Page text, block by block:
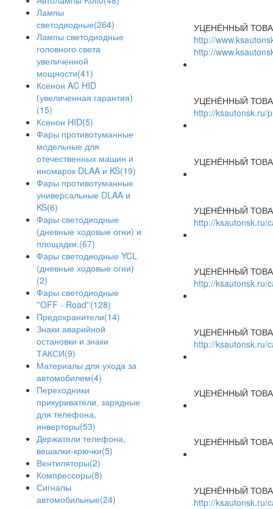
Лампы
светодиодные(264)
Лампы светодиодные
головного света
увеличенной
мощности(41)
Ксенон AC HID
(увеличенная гарантия)
(15)
Ксенон HID(5)
Фары противотуманные
модельные для
отечественных машин и
иномарок DLAA и KS(19)
Фары противотуманные
универсальные DLAA и
KS(6)
Фары светодиодные
(дневные ходовые огни) и
площадки.(67)
Фары светодиодные YCL
(дневные ходовые огни)
(2)
Фары светодиодные
''OFF - Road''(128)
Предохранители(14)
Знаки аварийной
остановки и знаки
ТАКСИ(9)
Материалы для ухода за
автомобилем(4)
Переходники
прикуриватели, зарядные
для телефона,
инверторы(53)
Держатели телефона,
вешалки-крючки(5)
Вентиляторы(2)
Компрессоры(8)
Сигналы
автомобильные(24)
УЦЕНЁННЫЙ
http://
http://
УЦЕНЁННЫЙ
http://ksautonsk.ru/
УЦЕНЁННЫЙ
УЦЕНЁННЫЙ
http://ksautonsk.ru/
УЦЕНЁННЫЙ
http://ksautonsk.ru/
УЦЕНЁННЫЙ
http://ksautonsk.ru/
УЦЕНЁННЫЙ
УЦЕНЁННЫЙ
УЦЕНЁННЫЙ
http://ksautonsk.ru/